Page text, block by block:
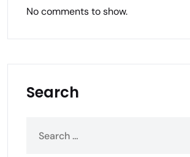
No comments to show.
Search